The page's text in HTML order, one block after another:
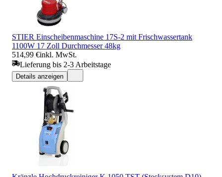
STIER Einscheibenmaschine 17S-2 mit Frischwassertank
1100W 17 Zoll Durchmesser 48kg
514,99 €inkl. MwSt.
Lieferung bis 2-3 Arbeitstage
Details anzeigen